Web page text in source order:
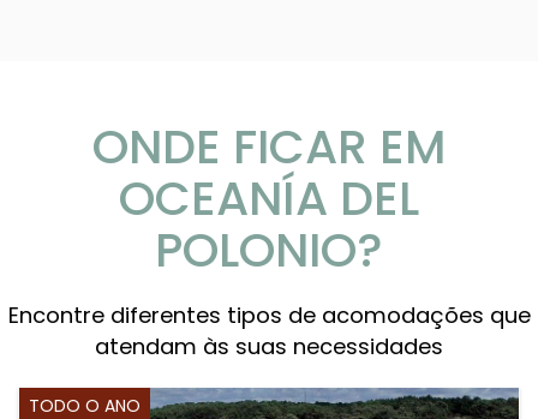
ONDE FICAR EM
OCEANÍA DEL
POLONIO?
Encontre diferentes tipos de acomodações que
atendam às suas necessidades
TODO O ANO